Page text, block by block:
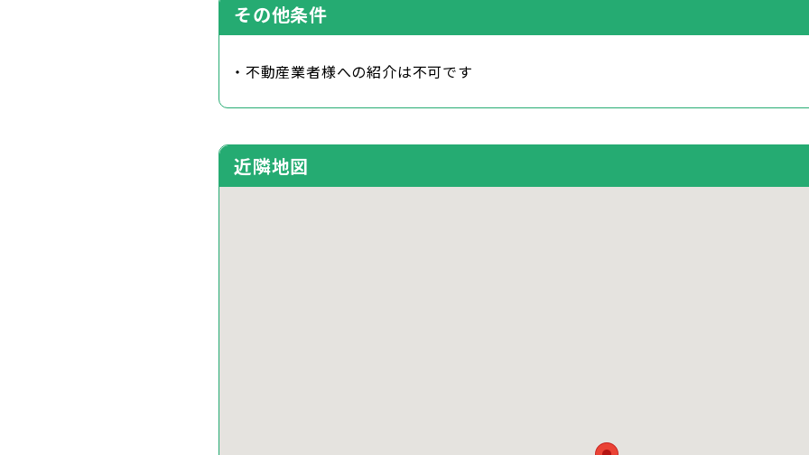
その他条件
・不動産業者様への紹介は不可です
近隣地図